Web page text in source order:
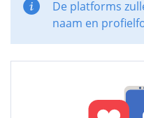
De platforms
naam en